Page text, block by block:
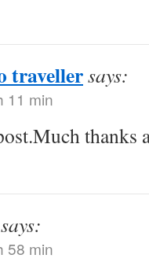
travellersays:
11 min
thanks
says:
58 min